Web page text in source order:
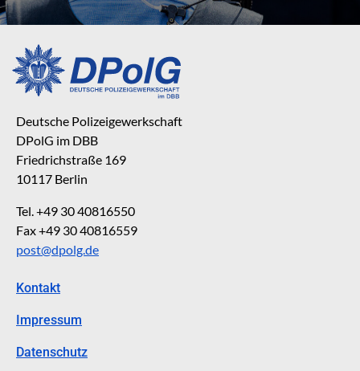
Deutsche Polizeigewerkschaft
DPolG im DBB
Friedrichstraße 169
10117 Berlin
Tel. +49 30 40816550
Fax +49 30 40816559
post@dpolg.de
Kontakt
Impressum
Datenschutz